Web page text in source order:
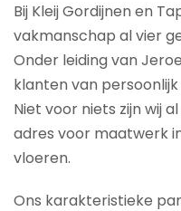
Bij Kleij Gordijnen en
vakmanschap al vier
Onder leiding van
klanten van
Niet voor niets zijn wij
adres voor maatwerk
vloeren.
Ons karakteristieke